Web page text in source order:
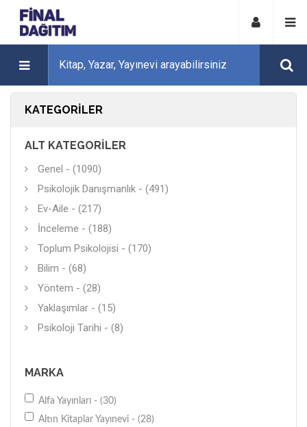
KATEGORILER
ALT KATEGORILER
Genel - (1090)
Psikolojik Danışmanlık - (491)
Ev-Aile - (217)
İnceleme - (188)
Toplum Psikolojisi - (170)
Bilim - (68)
Yöntem - (28)
Yaklaşımlar - (15)
Psikoloji Tarihi - (8)
MARKA
Alfa Yayınları - (30)
Altın Kitaplar Yayınevi - (28)